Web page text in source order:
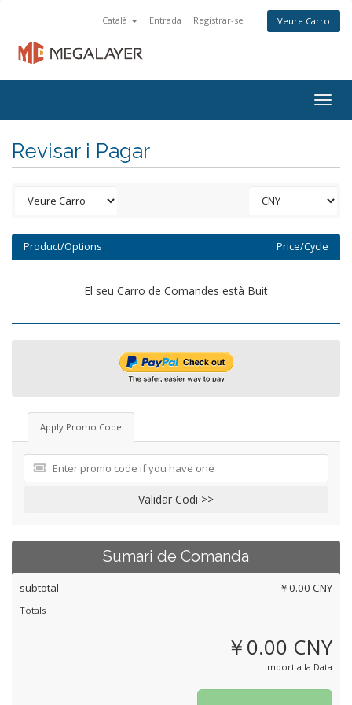
Català Entrada Registrar-se Veure Carro
Revisar i Pagar
Product/Options Price/Cycle
El seu Carro de Comandes està Buit
Apply Promo Code
Validar Codi >>
Sumari de Comanda
subtotal ￥0.00 CNY
Totals
￥0.00 CNY
Import a la Data